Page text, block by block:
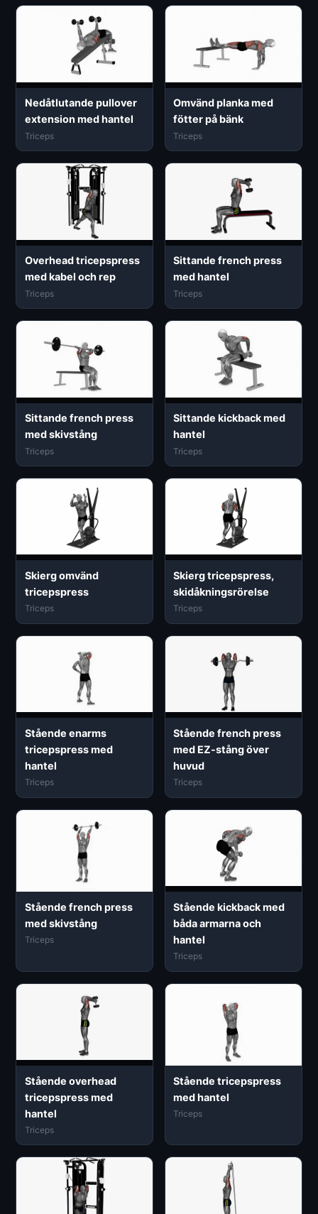
Nedåtlutande pullover
extension med hantel
Triceps
Omvänd planka med
fötter på bänk
Triceps
Overhead tricepspress
med kabel och rep
Triceps
Sittande french press
med hantel
Triceps
Sittande french press
med skivstång
Triceps
Sittande kickback med
hantel
Triceps
Skierg omvänd
tricepspress
Triceps
Skierg tricepspress,
skidåkningsrörelse
Triceps
Stående enarms
tricepspress med
hantel
Triceps
Stående french press
med EZ-stång över
huvud
Triceps
Stående french press
med skivstång
Triceps
Stående kickback med
båda armarna och
hantel
Triceps
Stående overhead
tricepspress med
hantel
Triceps
Stående tricepspress
med hantel
Triceps